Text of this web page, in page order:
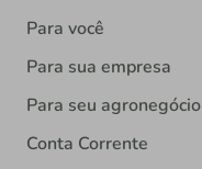
Para você
Para sua empresa
Para seu agronegócio
Conta Corrente